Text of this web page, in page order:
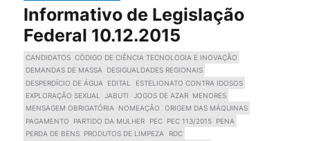
Informativo de Legislação
Federal 10.12.2015
CANDIDATOS CÓDIGO DE CIÊNCIA TECNOLOGIA E INOVAÇÃO
DEMANDAS DE MASSA
DESIGUALDADES REGIONAIS
DESPERDÍCIO DE ÁGUA
EDITAL
ESTELIONATO CONTRA IDOSOS
EXPLORAÇÃO SEXUAL
JABUTI JOGOS DE AZAR
MENORES
MENSAGEM OBRIGATÓRIA
NOMEAÇÃO
ORIGEM DAS MÁQUINAS
PAGAMENTO
PARTIDO DA MULHER PEC PEC 113/2015 PENA
PERDA DE BENS
PRODUTOS DE LIMPEZA
RDC